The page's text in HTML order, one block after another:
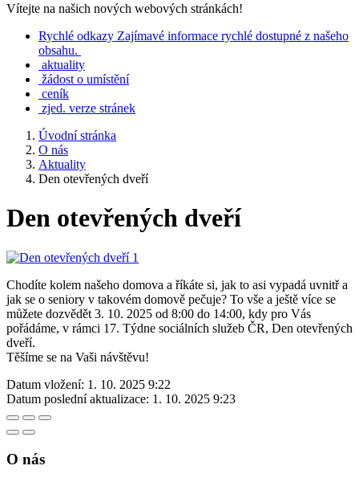
Vítejte na našich nových webových stránkách!
Rychlé odkazy Zajímavé informace rychlé dostupné z našeho
obsahu.
aktuality
žádost o umístění
ceník
zjed. verze stránek
Úvodní stránka
O nás
Aktuality
Den otevřených dveří
Den otevřených dveří
Chodíte kolem našeho domova a říkáte si, jak to asi vypadá uvnitř a
jak se o seniory v takovém domově pečuje? To vše a ještě více se
můžete dozvědět 3. 10. 2025 od 8:00 do 14:00, kdy pro Vás
pořádáme, v rámci 17. Týdne sociálních služeb ČR, Den otevřených
dveří.
Těšíme se na Vaši návštěvu!
Datum vložení: 1. 10. 2025 9:22
Datum poslední aktualizace: 1. 10. 2025 9:23
O nás